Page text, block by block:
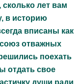
лет вам
в историю
вписаны как
отважных
поехать
отдать свое
души ради